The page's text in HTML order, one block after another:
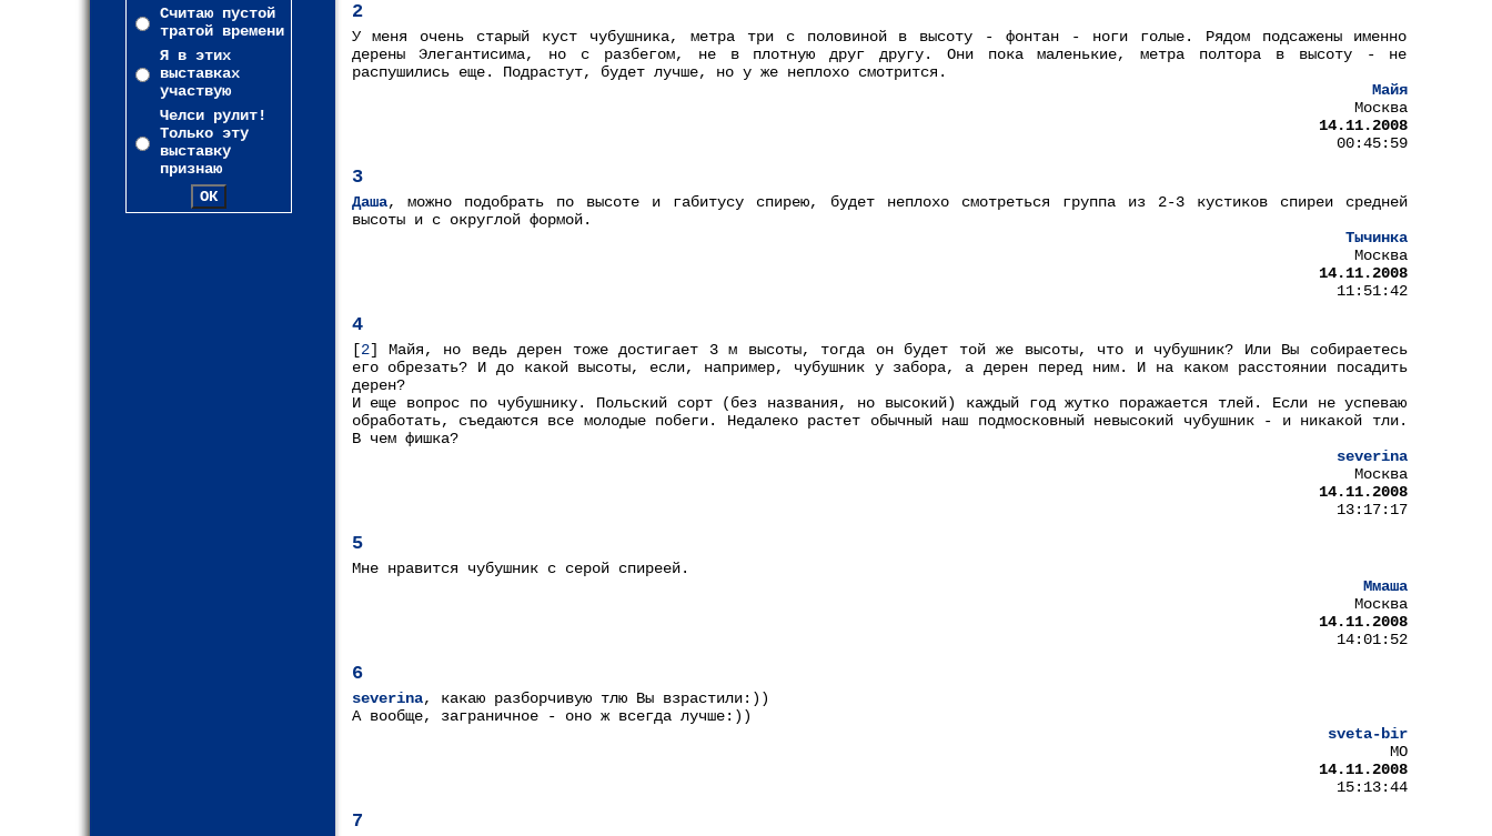
Считаю пустой
тратой времени
Я в этих
выставках
участвую
Челси рулит!
Только эту
выставку
признаю
2
У меня очень старый куст чубушника, метра три с половиной в высоту - фонтан - ноги голые. Рядом подсажены именно
дерены Элегантисима, но с разбегом, не в плотную друг другу. Они пока маленькие, метра полтора в высоту - не
распушились еще. Подрастут, будет лучше, но у же неплохо смотрится.
Майя
Москва
14.11.2008
00:45:59
3
Даша, можно подобрать по высоте и габитусу спирею, будет неплохо смотреться группа из 2-3 кустиков спиреи средней
высоты и с округлой формой.
Тычинка
Москва
14.11.2008
11:51:42
4
[2] Майя, но ведь дерен тоже достигает 3 м высоты, тогда он будет той же высоты, что и чубушник? Или Вы собираетесь
его обрезать? И до какой высоты, если, например, чубушник у забора, а дерен перед ним. И на каком расстоянии посадить
дерен?
И еще вопрос по чубушнику. Польский сорт (без названия, но высокий) каждый год жутко поражается тлей. Если не успеваю
обработать, съедаются все молодые побеги. Недалеко растет обычный наш подмосковный невысокий чубушник - и никакой тли.
В чем фишка?
severina
Москва
14.11.2008
13:17:17
5
Мне нравится чубушник с серой спиреей.
Ммаша
Москва
14.11.2008
14:01:52
6
severina, какаю разборчивую тлю Вы взрастили:))
А вообще, заграничное - оно ж всегда лучше:))
sveta-bir
МО
14.11.2008
15:13:44
7